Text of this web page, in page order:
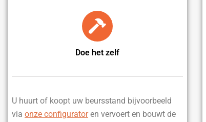
Doe het zelf
U huurt of koopt uw beursstand bijvoorbeeld
via onze configuratoren vervoert en bouwt de